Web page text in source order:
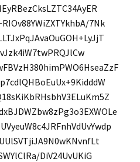
7Nk
DiV24UvUKiG